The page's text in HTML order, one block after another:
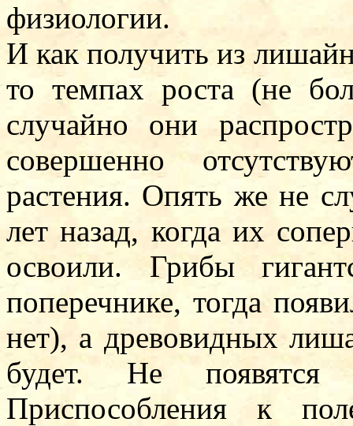
физиологии.
И как получить из
то темпах роста (не
случайно они
совершенно
растения. Опять же не
лет назад, когда их
освоили. Грибы
поперечнике, тогда
нет), а древовидных
будет. Не
Приспособления к